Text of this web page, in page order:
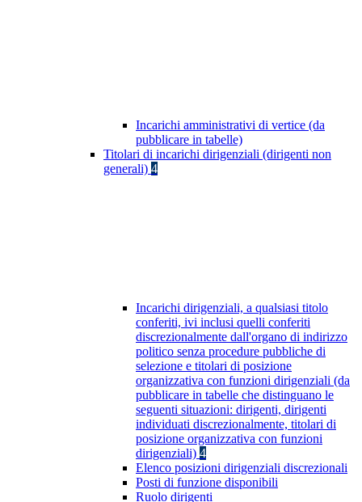
Incarichi amministrativi di vertice (da
pubblicare in tabelle)
Titolari di incarichi dirigenziali (dirigenti non
generali) 4
Incarichi dirigenziali, a qualsiasi titolo
conferiti, ivi inclusi quelli conferiti
discrezionalmente dall'organo di indirizzo
politico senza procedure pubbliche di
selezione e titolari di posizione
organizzativa con funzioni dirigenziali (da
pubblicare in tabelle che distinguano le
seguenti situazioni: dirigenti, dirigenti
individuati discrezionalmente, titolari di
posizione organizzativa con funzioni
dirigenziali) 4
Elenco posizioni dirigenziali discrezionali
Posti di funzione disponibili
Ruolo dirigenti